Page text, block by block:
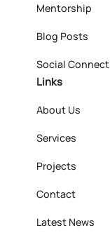
Mentorship
Blog Posts
Social Connect
Links
About Us
Services
Projects
Contact
Latest News